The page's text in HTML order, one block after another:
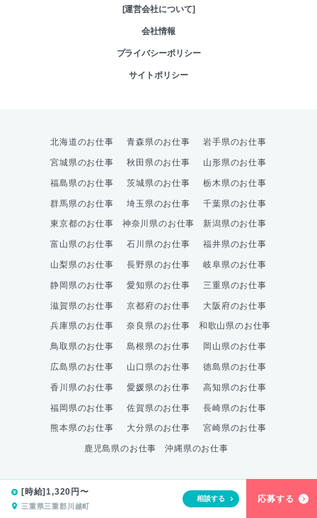
三重県三重郡川越町
[時給]1,320円〜
相談する 応募する
[運営会社について]
会社情報
プライバシーポリシー
サイトポリシー
北海道のお仕事 青森県のお仕事 岩手県のお仕事
宮城県のお仕事 秋田県のお仕事 山形県のお仕事
福島県のお仕事 茨城県のお仕事 栃木県のお仕事
群馬県のお仕事 埼玉県のお仕事 千葉県のお仕事
東京都のお仕事 神奈川県のお仕事 新潟県のお仕事
富山県のお仕事 石川県のお仕事 福井県のお仕事
山梨県のお仕事 長野県のお仕事 岐阜県のお仕事
静岡県のお仕事 愛知県のお仕事 三重県のお仕事
滋賀県のお仕事 京都府のお仕事 大阪府のお仕事
兵庫県のお仕事 奈良県のお仕事 和歌山県のお仕事
鳥取県のお仕事 島根県のお仕事 岡山県のお仕事
広島県のお仕事 山口県のお仕事 徳島県のお仕事
香川県のお仕事 愛媛県のお仕事 高知県のお仕事
福岡県のお仕事 佐賀県のお仕事 長崎県のお仕事
熊本県のお仕事 大分県のお仕事 宮崎県のお仕事
鹿児島県のお仕事 沖縄県のお仕事
© 株式会社綜合キャリアオプション